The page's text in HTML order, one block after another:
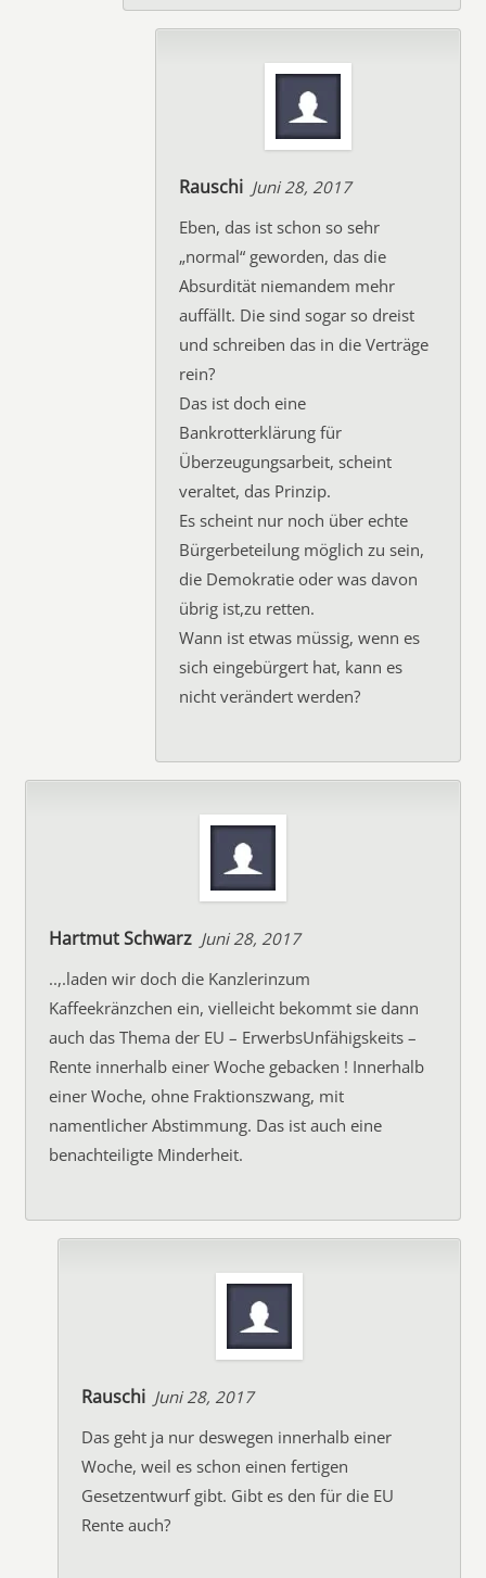
Rauschi Juni 28, 2017
Eben, das ist schon so sehr
„normal“ geworden, das die
Absurdität niemandem mehr
auffällt. Die sind sogar so dreist
und schreiben das in die Verträge
rein?
Das ist doch eine
Bankrotterklärung für
Überzeugungsarbeit, scheint
veraltet, das Prinzip.
Es scheint nur noch über echte
Bürgerbeteilung möglich zu sein,
die Demokratie oder was davon
übrig ist,zu retten.
Wann ist etwas müssig, wenn es
sich eingebürgert hat, kann es
nicht verändert werden?
Hartmut Schwarz Juni 28, 2017
..,.laden wir doch die Kanzlerinzum
Kaffeekränzchen ein, vielleicht bekommt sie dann
auch das Thema der EU – ErwerbsUnfähigskeits –
Rente innerhalb einer Woche gebacken ! Innerhalb
einer Woche, ohne Fraktionszwang, mit
namentlicher Abstimmung. Das ist auch eine
benachteiligte Minderheit.
Rauschi Juni 28, 2017
Das geht ja nur deswegen innerhalb einer
Woche, weil es schon einen fertigen
Gesetzentwurf gibt. Gibt es den für die EU
Rente auch?